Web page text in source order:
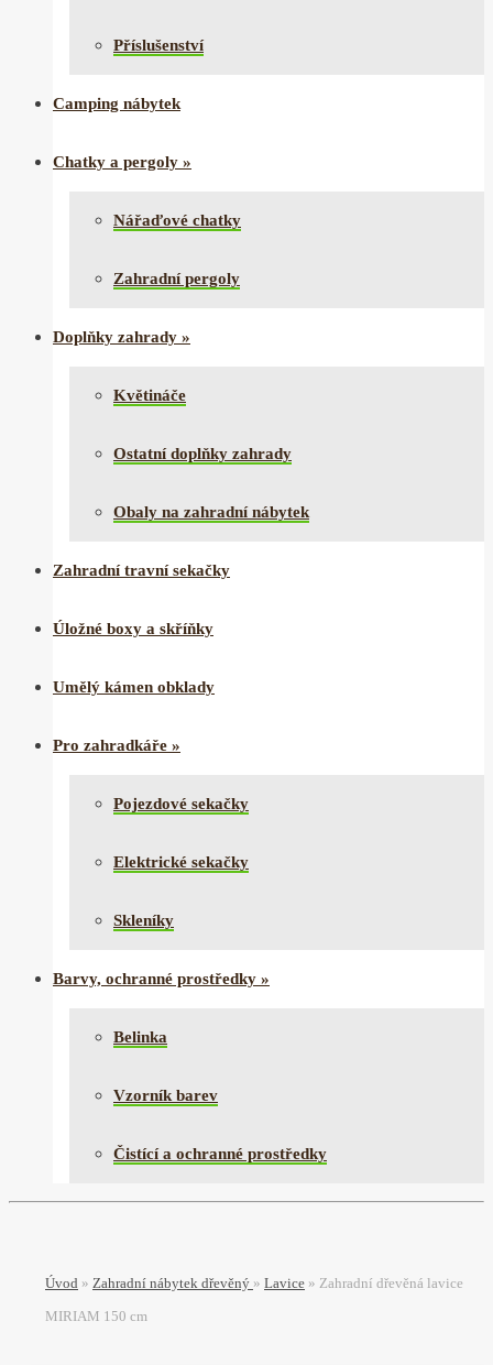
Příslušenství
Camping nábytek
Chatky a pergoly »
Nářaďové chatky
Zahradní pergoly
Doplňky zahrady »
Květináče
Ostatní doplňky zahrady
Obaly na zahradní nábytek
Zahradní travní sekačky
Úložné boxy a skříňky
Umělý kámen obklady
Pro zahradkáře »
Pojezdové sekačky
Elektrické sekačky
Skleníky
Barvy, ochranné prostředky »
Belinka
Vzorník barev
Čistící a ochranné prostředky
Úvod » Zahradní nábytek dřevěný » Lavice » Zahradní dřevěná lavice
MIRIAM 150 cm